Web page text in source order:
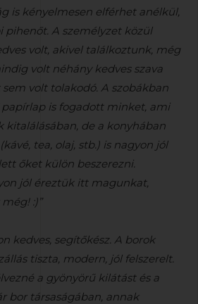
is kényelmesen elférhet anélkül,
pihenőt. A személyzet közül
volt, akivel találkoztunk, még
volt néhány kedves szava
volt tolakodó. A szobákban
is fogadott minket, ami
kitalálásában, de a konyhában
tea, olaj, stb.) is nagyon jól
őket külön beszerezni.
jól éreztük itt magunkat,
:)”
kedves, segítőkész. A borok
tiszta, modern, jól felszerelt.
a gyönyörű kilátást és a
bor társaságában, annak